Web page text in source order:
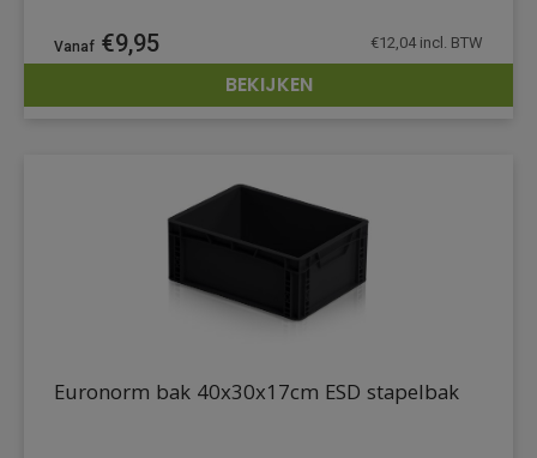
DETAILS
€9,95 €12,04 incl. BTW
BEKIJKEN
Euronorm bak 40x30x17cm ESD stapelbak